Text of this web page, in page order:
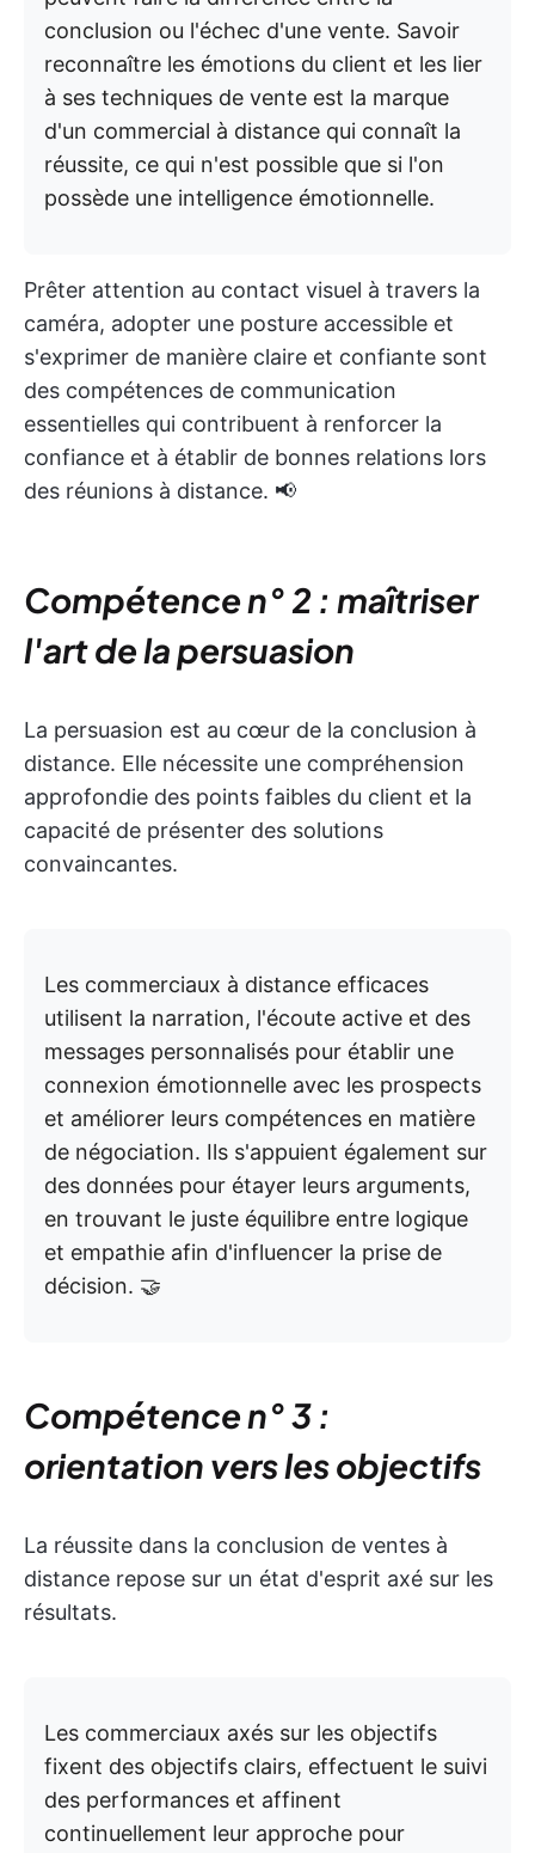
conclusion ou l'échec d'une vente. Savoir
reconnaître les émotions du client et les lier
à ses techniques de vente est la marque
d'un commercial à distance qui connaît la
réussite, ce qui n'est possible que si l'on
possède une intelligence émotionnelle.
Prêter attention au contact visuel à travers la
caméra, adopter une posture accessible et
s'exprimer de manière claire et confiante sont
des compétences de communication
essentielles qui contribuent à renforcer la
confiance et à établir de bonnes relations lors
des réunions à distance. 📢
Compétence n° 2 : maîtriser
l'art de la persuasion
La persuasion est au cœur de la conclusion à
distance. Elle nécessite une compréhension
approfondie des points faibles du client et la
capacité de présenter des solutions
convaincantes.
Les commerciaux à distance efficaces
utilisent la narration, l'écoute active et des
messages personnalisés pour établir une
connexion émotionnelle avec les prospects
et améliorer leurs compétences en matière
de négociation. Ils s'appuient également sur
des données pour étayer leurs arguments,
en trouvant le juste équilibre entre logique
et empathie afin d'influencer la prise de
décision. 🤝
Compétence n° 3 :
orientation vers les objectifs
La réussite dans la conclusion de ventes à
distance repose sur un état d'esprit axé sur les
résultats.
Les commerciaux axés sur les objectifs
fixent des objectifs clairs, effectuent le suivi
des performances et affinent
continuellement leur approche pour